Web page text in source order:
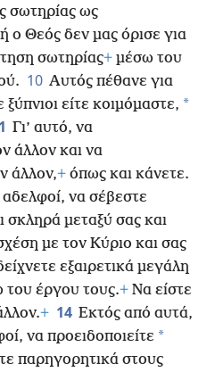
σωτηρίας ως
ο Θεός δεν μας όρισε για
σωτηρίας+ μέσω του
10 Αυτός πέθανε για
ξύπνιοι είτε κοιμόμαστε, *
Γι’ αυτό, να
άλλον και να
άλλον,+ όπως και κάνετε.
να σέβεστε
σκληρά μεταξύ σας και
με τον Κύριο και σας
εξαιρετικά μεγάλη
του έργου τους.+ Να είστε
+ 14 Εκτός από αυτά,
να προειδοποιείτε *
παρηγορητικά στους